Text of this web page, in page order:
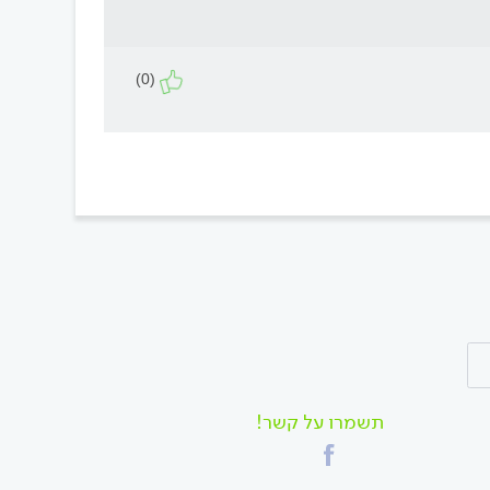
(0)
תשמרו על קשר!